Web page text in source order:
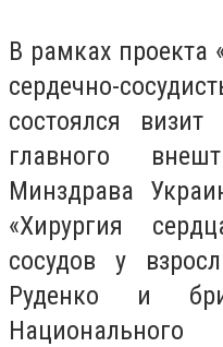
В рамках проекта
сердечно-
состоялся
главного
Минздрава
«Хирургия
сосудов у
Руденко и
Национального